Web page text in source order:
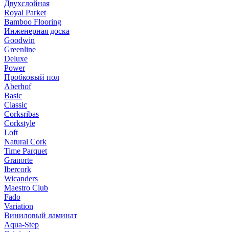
Двухслойная
Royal Parket
Bamboo Flooring
Инженерная доска
Goodwin
Greenline
Deluxe
Power
Пробковый пол
Aberhof
Basic
Classic
Corksribas
Corkstyle
Loft
Natural Cork
Time Parquet
Granorte
Ibercork
Wicanders
Мaestro Club
Fado
Variation
Виниловый ламинат
Aqua-Step